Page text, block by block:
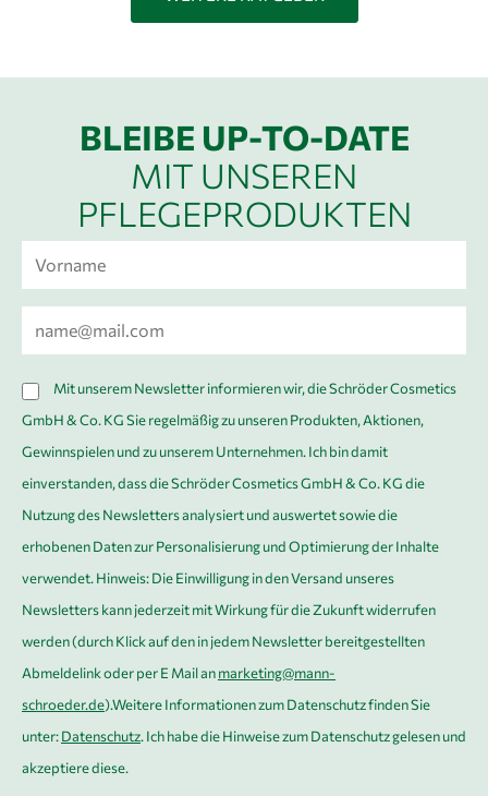
BLEIBE UP-TO-DATE
MIT UNSEREN
PFLEGEPRODUKTEN
r
m
e
*
a
i
l
*
D
S
O
*
Mit unserem Newsletter informieren wir, die Schröder Cosmetics
GmbH & Co. KG Sie regelmäßig zu unseren Produkten, Aktionen,
Gewinnspielen und zu unserem Unternehmen. Ich bin damit
einverstanden, dass die Schröder Cosmetics GmbH & Co. KG die
Nutzung des Newsletters analysiert und auswertet sowie die
erhobenen Daten zur Personalisierung und Optimierung der Inhalte
verwendet. Hinweis: Die Einwilligung in den Versand unseres
Newsletters kann jederzeit mit Wirkung für die Zukunft widerrufen
werden (durch Klick auf den in jedem Newsletter bereitgestellten
Abmeldelink oder per E Mail anmarketing@mann-
schroeder.de).Weitere Informationen zum Datenschutz finden Sie
unter:Datenschutz. Ich habe die Hinweise zum Datenschutz gelesen und
akzeptiere diese.